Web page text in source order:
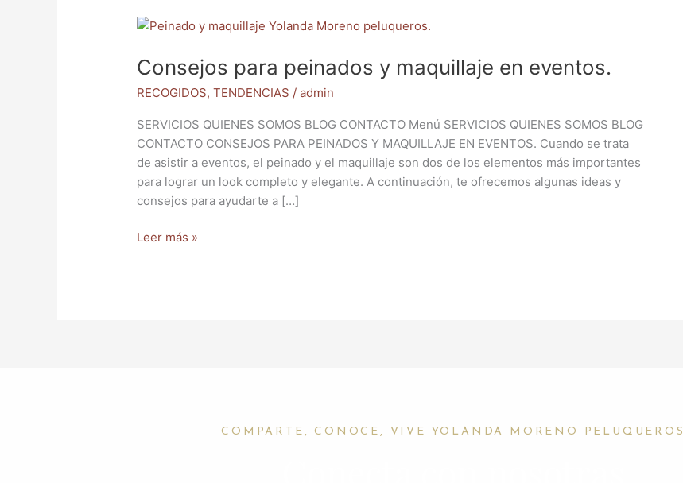
Consejos para peinados y maquillaje en eventos.
RECOGIDOS,TENDENCIAS /admin
SERVICIOS QUIENES SOMOS BLOG CONTACTO Menú SERVICIOS QUIENES SOMOS BLOG
CONTACTO CONSEJOS PARA PEINADOS Y MAQUILLAJE EN EVENTOS. Cuando se trata
de asistir a eventos, el peinado y el maquillaje son dos de los elementos más importantes
para lograr un look completo y elegante. A continuación, te ofrecemos algunas ideas y
consejos para ayudarte a […]
Consejos
peinados
maquillaje
en
eventos.
Leer más »
COMPARTE, CONOCE, VIVE YOLANDA MORENO PELUQUEROS